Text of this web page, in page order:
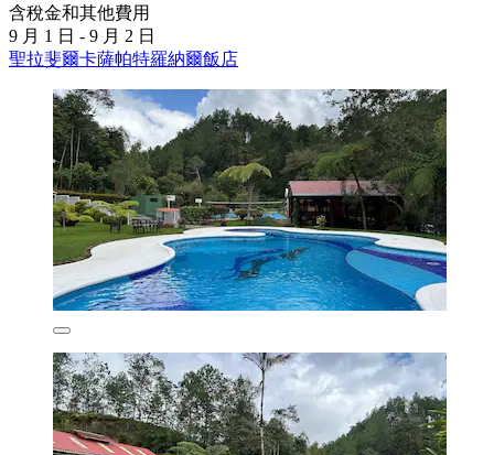
含稅金和其他費用
9 月 1 日 - 9 月 2 日
聖拉斐爾卡薩帕特羅納爾飯店